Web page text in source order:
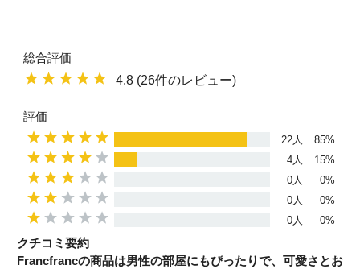
総合評価
4.8 (26件のレビュー)
評価
22人
85%
4人
15%
0人
0%
0人
0%
0人
0%
クチコミ要約
Francfrancの商品は男性の部屋にもぴったりで、可愛さとお